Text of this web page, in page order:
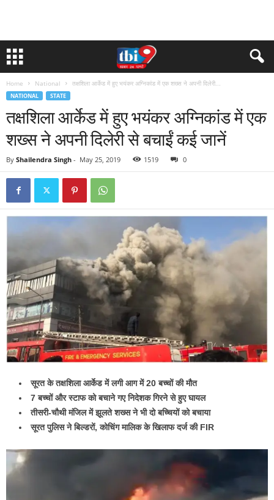
Home National तक्षशिला आर्केड में हुए भयंकर अग्निकांड में एक शख्स ने अपनी दिलेरी...
NATIONAL STATE
तक्षशिला आर्केड में हुए भयंकर अग्निकांड में एक
शख्स ने अपनी दिलेरी से बचाईं कई जानें
By Shailendra Singh - May 25, 2019 1519 0
सूरत के तक्षशिला आर्केड में लगी आग में 20 बच्चों की मौत
7 बच्चों और स्टाफ को बचाने गए निदेशक गिरने से हुए घायल
तीसरी-चौथी मंजिल में झूलते शख्स ने भी दो बच्चियों को बचाया
सूरत पुलिस ने बिल्डरों, कोचिंग मालिक के खिलाफ दर्ज की FIR